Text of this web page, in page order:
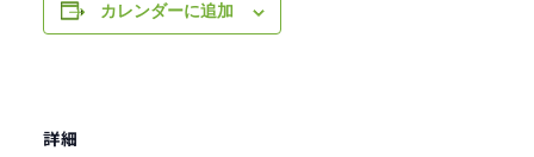
カレンダーに追加
詳細